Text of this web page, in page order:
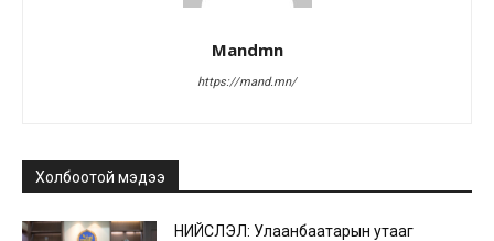
Mandmn
https://mand.mn/
Холбоотой мэдээ
НИЙСЛЭЛ: Улаанбаатарын утааг